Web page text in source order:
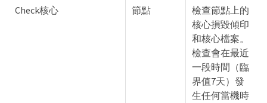
Check核心 節點
檢查節點上的
核心損毀傾印
和核心檔案。
檢查會在最近
一段時間（臨
界值7天）發
生任何當機時